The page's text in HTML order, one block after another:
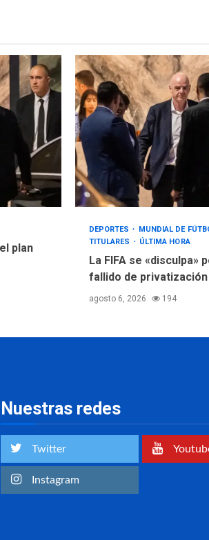
plan
DEPORTES
MUNDIAL DE
TITULARES
ÚLTIMA HORA
La FIFA se «disculpa»
fallido de privatización
agosto 6, 2026 194
Nuestras redes
Twitter
Instagram